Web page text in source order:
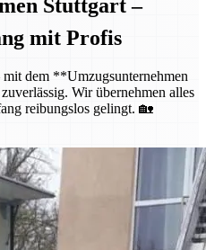
Stuttgart –
mit Profis
dem **Umzugsunternehmen
Wir übernehmen alles
reibungslos gelingt. 🏡